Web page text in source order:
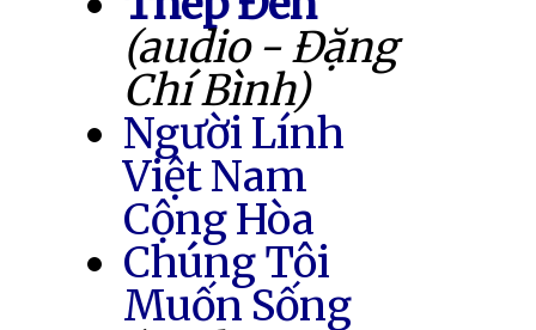
(audio - Đặng
Chí Bình)
Người Lính
Việt Nam
Cộng Hòa
Chúng Tôi
Muốn Sống